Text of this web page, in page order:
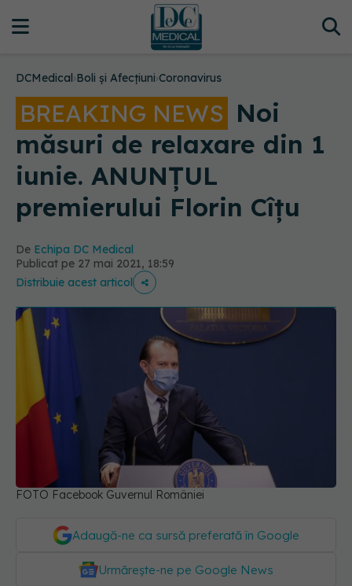
DCMedical›Boli și Afecțiuni›Coronavirus
BREAKING NEWS Noi
măsuri de relaxare din 1
iunie. ANUNȚUL
premierului Florin Cîțu
De Echipa DC Medical
Publicat pe 27 mai 2021, 18:59
Distribuie acest articol
FOTO Facebook Guvernul României
Adaugă-ne ca sursă preferată în Google
Urmărește-ne pe Google News